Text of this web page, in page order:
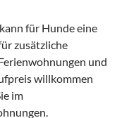
für Hunde eine
zusätzliche
und
willkommen
im